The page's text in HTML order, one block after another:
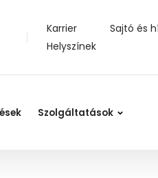
Karrier
Sajtó és
Helyszínek
Szolgáltatások